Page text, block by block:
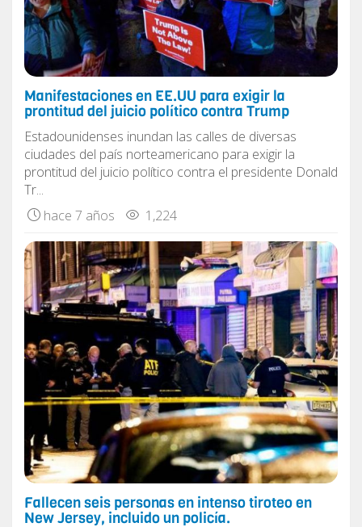
Manifestaciones en EE.UU para exigir la
prontitud del juicio político contra Trump
Estadounidenses inundan las calles de diversas
ciudades del país norteamericano para exigir la
prontitud del juicio político contra el presidente Donald
Tr...
hace 7 años
1,224
Fallecen seis personas en intenso tiroteo en
New Jersey, incluido un policía.